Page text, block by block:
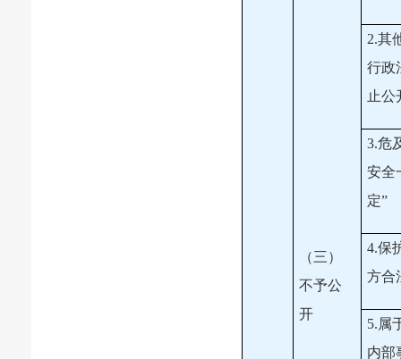
（三）
不予公
开
2.其
行政
止公
3.危
安全
定”
4.保
方合
5.属
内部